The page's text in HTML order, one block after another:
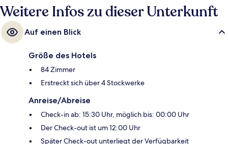
Weitere Infos zu dieser Unterkunft
Auf einen Blick
Größe des Hotels
84 Zimmer
Erstreckt sich über 4 Stockwerke
Anreise/Abreise
Check-in ab: 15:30 Uhr, möglich bis: 00:00 Uhr
Der Check-out ist um 12:00 Uhr
Später Check-out unterliegt der Verfügbarkeit